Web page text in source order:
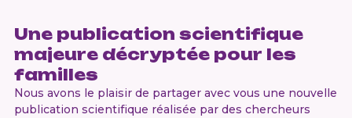
Une publication scientifique
majeure décryptée pour les
familles
Nous avons le plaisir de partager avec vous une nouvelle
publication scientifique réalisée par des chercheurs